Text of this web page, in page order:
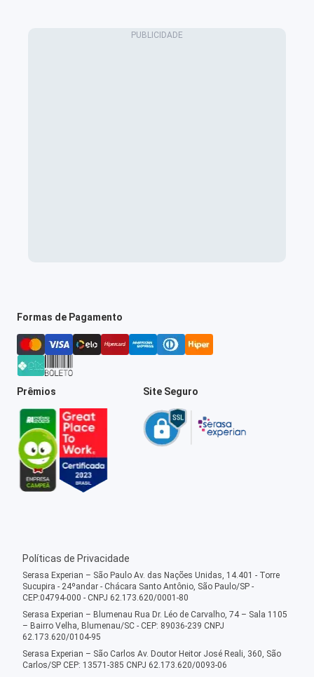
Formas de Pagamento
Prêmios Site Seguro
Políticas de Privacidade
Serasa Experian – São Paulo Av. das Nações Unidas, 14.401 - Torre
Sucupira - 24ºandar - Chácara Santo Antônio, São Paulo/SP -
CEP:04794-000 - CNPJ 62.173.620/0001-80
Serasa Experian – Blumenau Rua Dr. Léo de Carvalho, 74 – Sala 1105
– Bairro Velha, Blumenau/SC - CEP: 89036-239 CNPJ
62.173.620/0104-95
Serasa Experian – São Carlos Av. Doutor Heitor José Reali, 360, São
Carlos/SP CEP: 13571-385 CNPJ 62.173.620/0093-06